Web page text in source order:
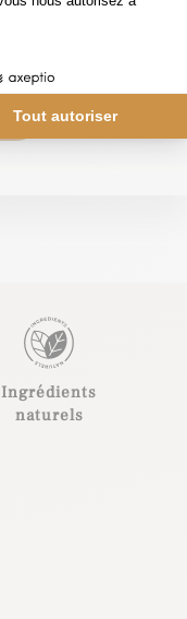
Ingrédients
naturels